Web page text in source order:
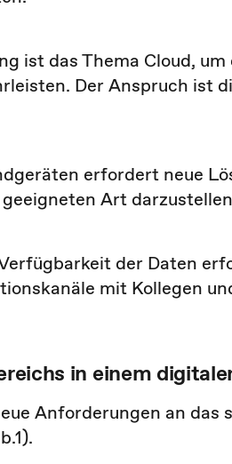
ist das Thema Cloud,
Der Anspruch ist
erfordert neue
Art
der Daten
mit Kollegen
in einem
Anforderungen an das